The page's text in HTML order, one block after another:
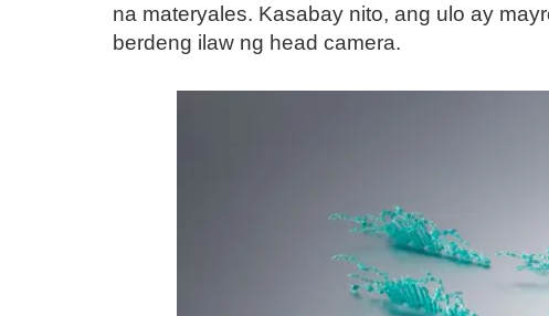
na materyales. Kasabay nito, ang ulo ay
berdeng ilaw ng head camera.